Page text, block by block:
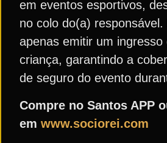
em eventos esportivos,
no colo do(a)
apenas emitir um
criança, garantindo a
de seguro do evento
Compre no Santos APP
em www.sociorei.com